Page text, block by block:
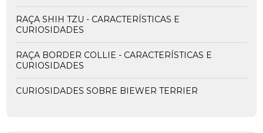
RAÇA SHIH TZU - CARACTERÍSTICAS E
CURIOSIDADES
RAÇA BORDER COLLIE - CARACTERÍSTICAS E
CURIOSIDADES
CURIOSIDADES SOBRE BIEWER TERRIER